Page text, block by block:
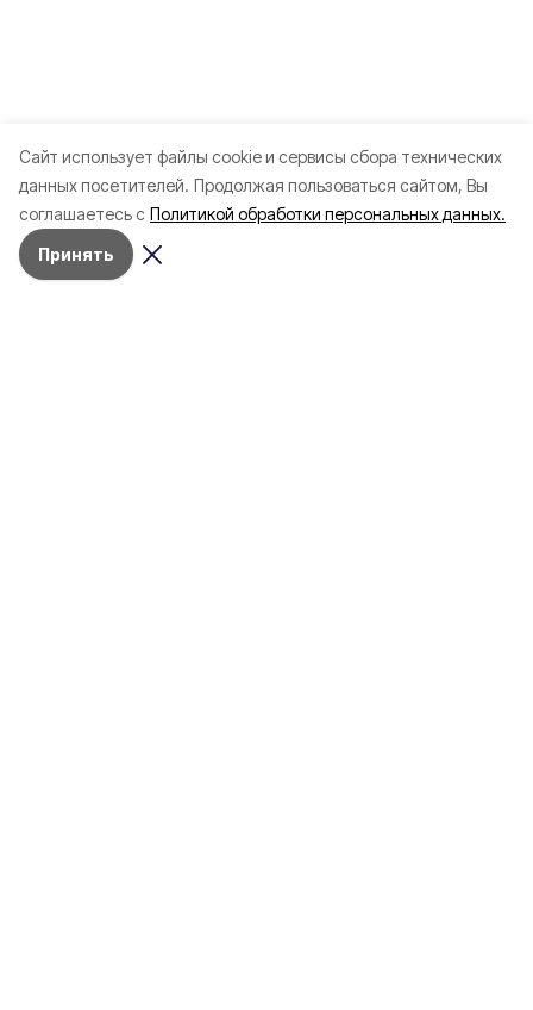
Cайт использует файлы cookie и сервисы сбора технических
данных посетителей. Продолжая пользоваться сайтом, Вы
соглашаетесь с Политикой обработки персональных данных.
Принять